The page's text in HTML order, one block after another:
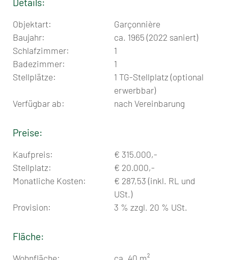
Objektart:
Garçonnière
Baujahr:
ca. 1965 (2022 saniert)
Schlafzimmer:
1
Badezimmer:
1
Stellplätze:
1 TG-Stellplatz (optional
erwerbbar)
Verfügbar ab:
nach Vereinbarung
Preise:
Kaufpreis:
€ 315.000,-
Stellplatz:
€ 20.000,-
Monatliche Kosten:
€ 287,53 (inkl. RL und
USt.)
Provision:
3 % zzgl. 20 % USt.
Fläche: